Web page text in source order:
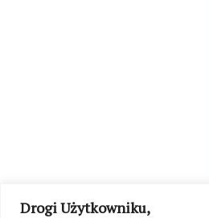
Drogi Użytkowniku,